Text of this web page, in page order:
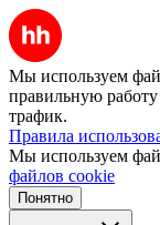
Мы используем
правильную работу
трафик.
Правила
Мы используем
файлов cookie
Понятно